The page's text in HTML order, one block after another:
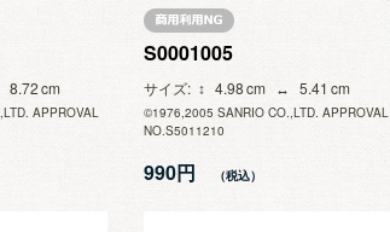
8.72
APPROVAL
S0001005
サイズ 4.98 5.41
©1976,2005 SANRIO CO.,LTD. APPROVAL
NO.S5011210
990円